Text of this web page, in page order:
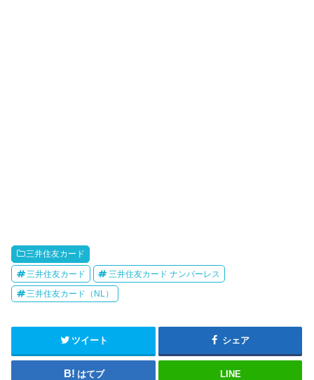
三井住友カード
三井住友カード 三井住友カード ナンバーレス
三井住友カード（NL）
ツイート シェア
はてブ LINE